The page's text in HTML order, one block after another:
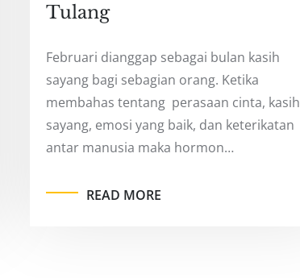
Tulang
Februari dianggap sebagai bulan kasih
sayang bagi sebagian orang. Ketika
membahas tentang perasaan cinta, kasih
sayang, emosi yang baik, dan keterikatan
antar manusia maka hormon…
READ MORE